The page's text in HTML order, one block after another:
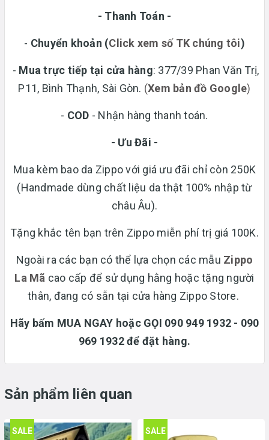
- Thanh Toán -
- Chuyển khoản (Click xem số TK chúng tôi)
- Mua trực tiếp tại cửa hàng: 377/39 Phan Văn Trị,
P11, Bình Thạnh, Sài Gòn. (Xem bản đồ Google)
- COD - Nhận hàng thanh toán.
- Ưu Đãi -
Mua kèm bao da Zippo với giá ưu đãi chỉ còn 250K
(Handmade dùng chất liệu da thật 100% nhập từ
châu Âu).
Tặng khắc tên bạn trên Zippo miễn phí trị giá 100K.
Ngoài ra các bạn có thể lựa chọn các mẫu Zippo
La Mã cao cấp để sử dụng hằng hoặc tặng người
thân, đang có sẵn tại cửa hàng Zippo Store.
Hãy bấm MUA NGAY hoặc GỌI 090 949 1932 - 090
969 1932 để đặt hàng.
Sản phẩm liên quan
SALE SALE